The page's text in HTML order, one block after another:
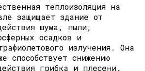
теплоизоляция на
защищает здание от
шума, пыли,
осадков и
излучения. Она
способствует снижению
грибка и плесени.